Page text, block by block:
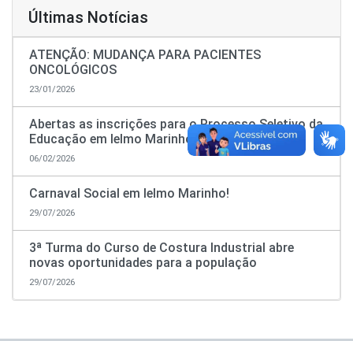
Últimas Notícias
ATENÇÃO: MUDANÇA PARA PACIENTES
ONCOLÓGICOS
23/01/2026
Abertas as inscrições para o Processo Seletivo da
Educação em Ielmo Marinho
06/02/2026
Carnaval Social em Ielmo Marinho!
29/07/2026
3ª Turma do Curso de Costura Industrial abre
novas oportunidades para a população
29/07/2026